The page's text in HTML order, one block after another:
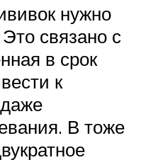
нужно
связано с
в срок
к
В тоже